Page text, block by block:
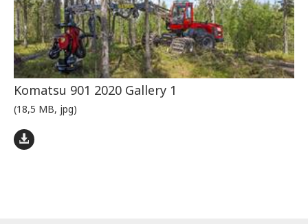
Komatsu 901 2020 Gallery 1
(18,5 MB, jpg)